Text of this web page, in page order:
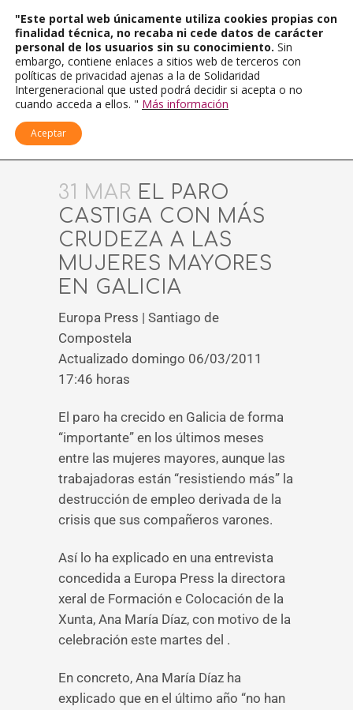
31 MAR EL PARO
CASTIGA CON MÁS
CRUDEZA A LAS
MUJERES MAYORES
EN GALICIA
Europa Press | Santiago de
Compostela
Actualizado domingo 06/03/2011
17:46 horas
El paro ha crecido en Galicia de forma
“importante” en los últimos meses
entre las mujeres mayores, aunque las
trabajadoras están “resistiendo más” la
destrucción de empleo derivada de la
crisis que sus compañeros varones.
Así lo ha explicado en una entrevista
concedida a Europa Press la directora
xeral de Formación e Colocación de la
Xunta, Ana María Díaz, con motivo de la
celebración este martes del .
En concreto, Ana María Díaz ha
explicado que en el último año “no han
"Este portal web únicamente utiliza cookies propias con
finalidad técnica, no recaba ni cede datos de carácter
personal de los usuarios sin su conocimiento. Sin
embargo, contiene enlaces a sitios web de terceros con
políticas de privacidad ajenas a la de Solidaridad
Intergeneracional que usted podrá decidir si acepta o no
cuando acceda a ellos. " Más información
Aceptar